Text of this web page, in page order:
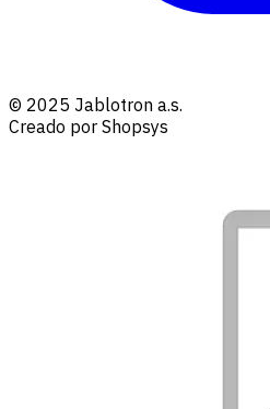
© 2025 Jablotron a.s.
Creado por Shopsys